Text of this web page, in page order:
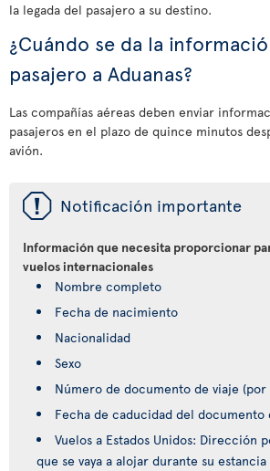
la legada del pasajero a su destino.
¿Cuándo se da la
pasajero a Aduanas?
Las compañías aéreas deben enviar
pasajeros en el plazo de quince minutos
avión.
ü Notificación importante
Información que necesita proporcionar
vuelos internacionales
Nombre completo
Fecha de nacimiento
Nacionalidad
Sexo
Número de documento de viaje
Fecha de caducidad del documento
Vuelos a Estados Unidos: Dirección
que se vaya a alojar durante su estancia